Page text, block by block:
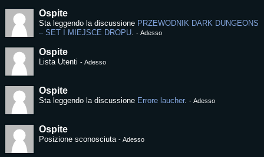
Ospite
Sta leggendo la discussione PRZEWODNIK DARK DUNGEONS
– SET I MIEJSCE DROPU. - Adesso
Ospite
Lista Utenti - Adesso
Ospite
Sta leggendo la discussione Errore laucher. - Adesso
Ospite
Posizione sconosciuta - Adesso